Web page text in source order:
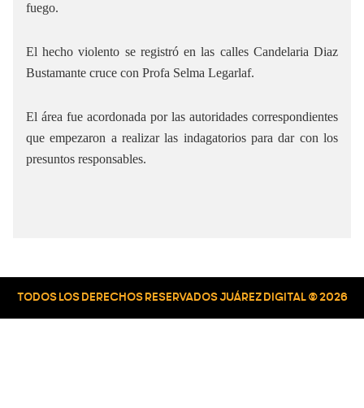
fuego.
El hecho violento se registró en las calles Candelaria Diaz
Bustamante cruce con Profa Selma Legarlaf.
El área fue acordonada por las autoridades correspondientes
que empezaron a realizar las indagatorios para dar con los
presuntos responsables.
TODOS LOS DERECHOS RESERVADOS JUÁREZ DIGITAL © 2026